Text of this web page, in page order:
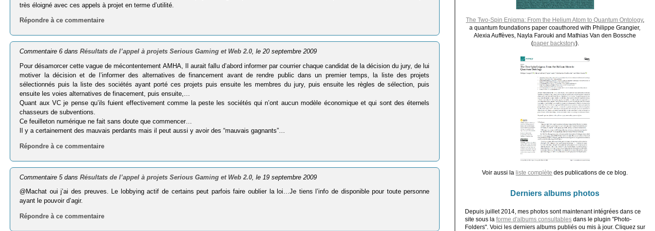
très éloigné avec ces appels à projet en terme d’utilité.
Répondre à ce commentaire
Commentaire 6 dansRésultats de l’appel à projets Serious Gaming et Web 2.0, le 20 septembre 2009
Pour désamorcer cette vague de mécontentement AMHA, Il aurait fallu d’abord informer par courrier chaque candidat de la décision du jury, de lui
motiver la décision et de l’informer des alternatives de financement avant de rendre public dans un premier temps, la liste des projets
sélectionnés puis la liste des sociétés ayant porté ces projets puis ensuite les membres du jury, puis ensuite les règles de sélection, puis
ensuite les voies alternatives de finacement, puis ensuite,…
Quant aux VC je pense qu’ils fuient effectivement comme la peste les sociétés qui n’ont aucun modèle économique et qui sont des éternels
chasseurs de subventions.
Ce feuilleton numérique ne fait sans doute que commencer…
Il y a certainement des mauvais perdants mais il peut aussi y avoir des “mauvais gagnants”…
Répondre à ce commentaire
Commentaire 5 dansRésultats de l’appel à projets Serious Gaming et Web 2.0 , le 19 septembre 2009
@Machat oui j’ai des preuves. Le lobbying actif de certains peut parfois faire oublier la loi…Je tiens l’info de disponible pour toute personne
ayant le pouvoir d’agir.
Répondre à ce commentaire
The Two-Spin Enigma: From the Helium Atom to Quantum Ontology,
a quantum foundations paper coauthored with Philippe Grangier,
Alexia Auffèves, Nayla Farouki and Mathias Van den Bossche
(paper backstory).
Voir aussi la liste complète des publications de ce blog.
Derniers albums photos
Depuis juillet 2014, mes photos sont maintenant intégrées dans ce
site sous la forme d'albums consultablesdans le plugin "Photo-
Folders". Voici les derniers albums publiés ou mis à jour. Cliquez sur